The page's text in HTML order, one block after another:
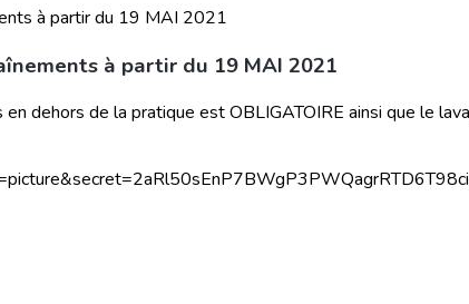
à partir du 19 MAI 2021
dehors de la pratique est OBLIGATOIRE ainsi que le